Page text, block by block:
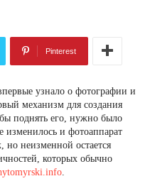
Pinterest
узнало о фотографии и
механизм для создания
поднять его, нужно было
изменилось и фотоаппарат
неизменной остается
которых обычно
.